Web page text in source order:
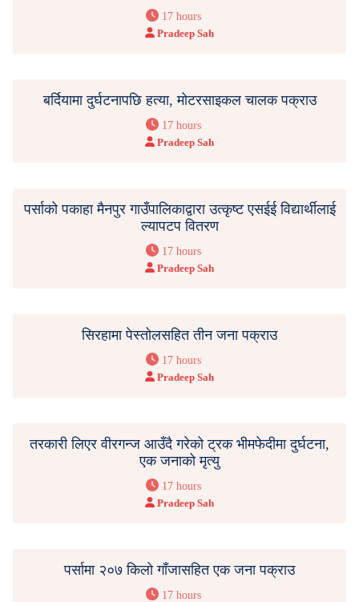
17 hours
Pradeep Sah
बर्दियामा दुर्घटनापछि हत्या, मोटरसाइकल चालक पक्राउ
17 hours
Pradeep Sah
पर्साको पकाहा मैनपुर गाउँपालिकाद्वारा उत्कृष्ट एसईई विद्यार्थीलाई
ल्यापटप वितरण
17 hours
Pradeep Sah
सिरहामा पेस्तोलसहित तीन जना पक्राउ
17 hours
Pradeep Sah
तरकारी लिएर वीरगन्ज आउँदै गरेको ट्रक भीमफेदीमा दुर्घटना,
एक जनाको मृत्यु
17 hours
Pradeep Sah
पर्सामा २०७ किलो गाँजासहित एक जना पक्राउ
17 hours